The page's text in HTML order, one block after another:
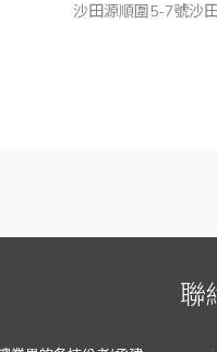
沙田源順圍5-7號沙
聯